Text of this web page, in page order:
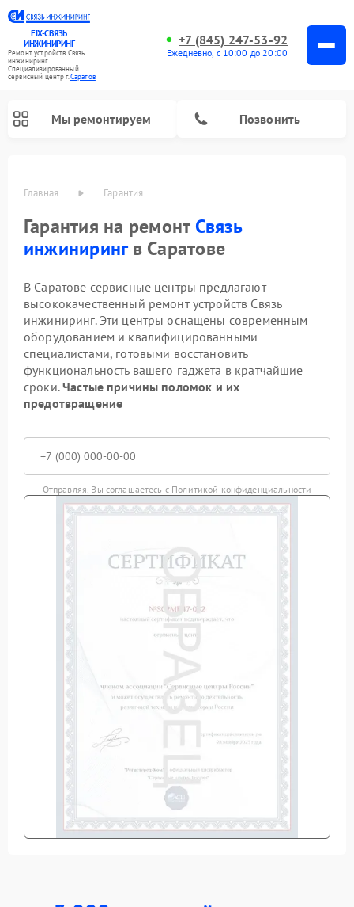
FIX-СВЯЗЬ
ИНЖИНИРИНГ
Ремонт устройств Связь
инжиниринг
Специализированный
cервисный центр г.Саратов
+7 (845) 247-53-92
Ежедневно, с 10:00 до 20:00
Мы ремонтируем Позвонить
Главная Гарантия
Гарантия на ремонт Связь
инжинирингв Саратове
В Саратове сервисные центры предлагают
высококачественный ремонт устройств Связь
инжиниринг. Эти центры оснащены современным
оборудованием и квалифицированными
специалистами, готовыми восстановить
функциональность вашего гаджета в кратчайшие
сроки.Частые причины поломок и их
предотвращение
Отправляя, Вы соглашаетесь с Политикой конфиденциальности